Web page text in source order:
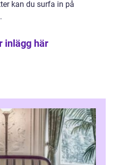
kan du surfa in på
.
inlägg här